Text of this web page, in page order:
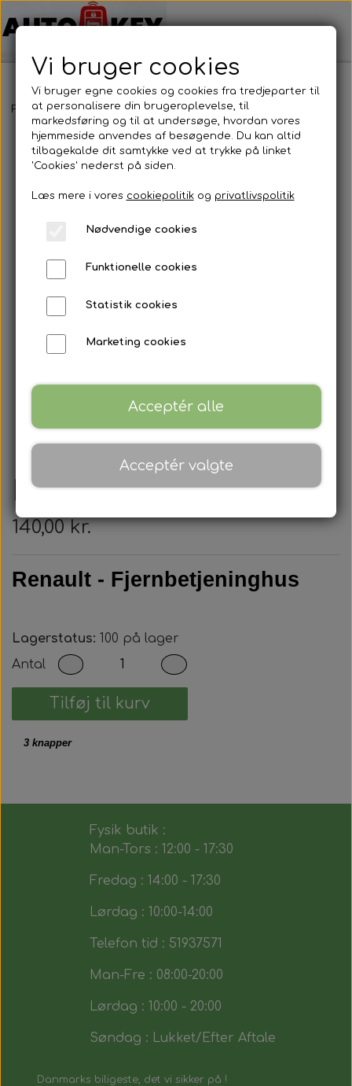
Forside Bilnøgler Renault Nøglehus Renault - Nøglehus
Renault - Nøglehus
140,00 kr.
Renault - Fjernbetjeninghus
Lagerstatus: 100 på lager
Antal
Tilføj til kurv
3 knapper
Fysik butik :
Man-Tors : 12:00 - 17:30
Fredag : 14:00 - 17:30
Lørdag : 10:00-14:00
Telefon tid : 51937571
Man-Fre : 08:00-20:00
Lørdag : 10:00 - 20:00
Søndag : Lukket/Efter Aftale
Danmarks biligeste, det vi sikker på !
Vi bruger cookies
Vi bruger egne cookies og cookies fra tredjeparter til
at personalisere din brugeroplevelse, til
markedsføring og til at undersøge, hvordan vores
hjemmeside anvendes af besøgende. Du kan altid
tilbagekalde dit samtykke ved at trykke på linket
'Cookies' nederst på siden.
Læs mere i vores cookiepolitikog privatlivspolitik
Nødvendige cookies
Funktionelle cookies
Statistik cookies
Marketing cookies
Acceptér alle
Acceptér valgte